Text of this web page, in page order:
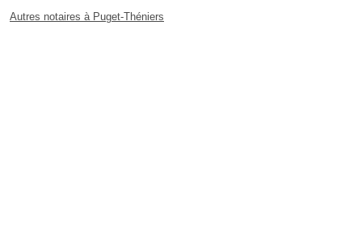
Autres notaires à Puget-Théniers